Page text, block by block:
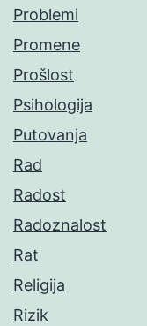
Problemi
Promene
Prošlost
Psihologija
Putovanja
Rad
Radost
Radoznalost
Rat
Religija
Rizik